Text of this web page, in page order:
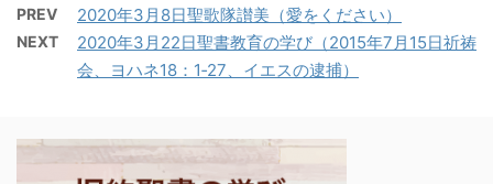
が、聖霊として再び私た
ちの下に来られた、それ
がペンテコステの出来事
が雄弁に語り始め、聴い
た人々に回心が起き、キ
スト教会副牧師として就
任されました。按手式が
行われました。
PREV 2020年3月8日聖歌隊讃美（愛をください）
NEXT
2020年3月22日聖書教育の学び（2015年7月15日祈祷
会、ヨハネ18：1‐27、イエスの逮捕）